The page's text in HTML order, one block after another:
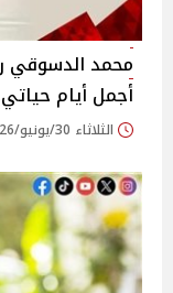
أجمل أيام
الثلاثاء 30/يونيو/2026 - 07:04 م